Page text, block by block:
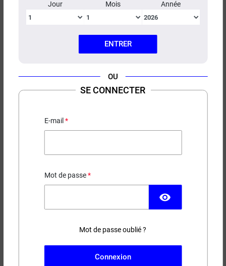
Jour Mois Année
ENTRER
OU
SE CONNECTER
E-mail
Mot de passe
visibility
Mot de passe oublié ?
Connexion
KIT KIWI STARTER KIWI VAPOR
(28 avis)
Couleur